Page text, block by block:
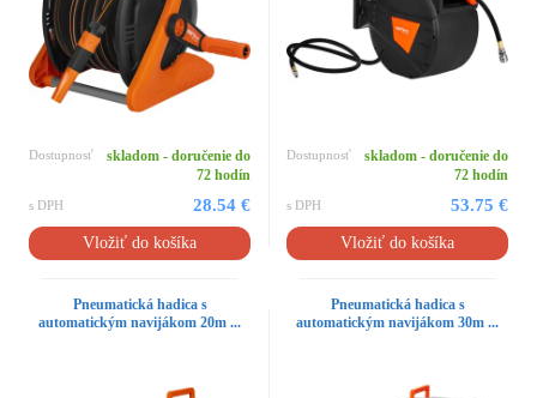
Dostupnosť
skladom - doručenie do
72 hodín
s DPH 28.54 €
Vložiť do košíka
Dostupnosť
skladom - doručenie do
72 hodín
s DPH 53.75 €
Vložiť do košíka
Pneumatická hadica s
automatickým navijákom 20m ...
Pneumatická hadica s
automatickým navijákom 30m ...